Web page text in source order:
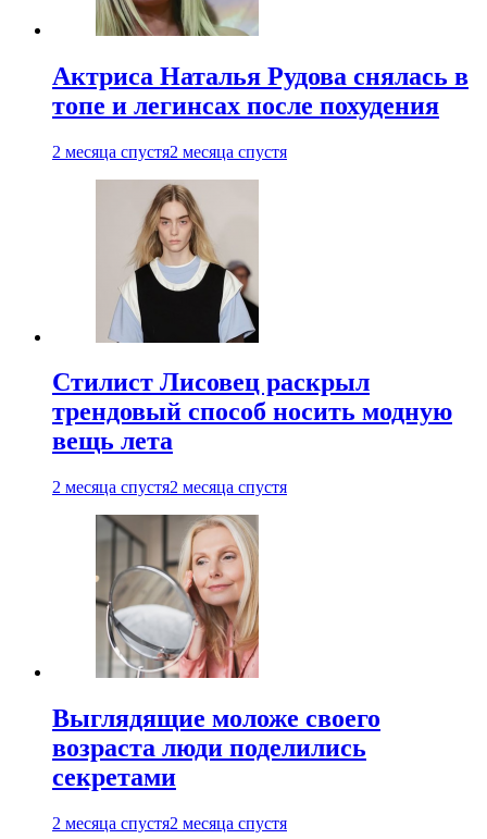
Актриса Наталья Рудова снялась в
топе и легинсах после похудения
2 месяца спустя2 месяца спустя
Стилист Лисовец раскрыл
трендовый способ носить модную
вещь лета
2 месяца спустя2 месяца спустя
Выглядящие моложе своего
возраста люди поделились
секретами
2 месяца спустя2 месяца спустя